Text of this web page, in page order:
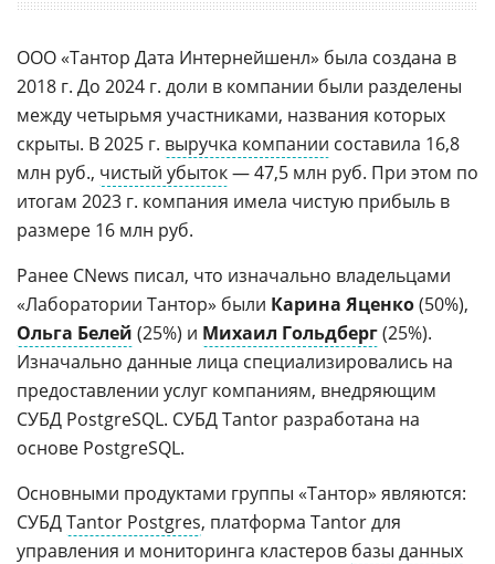
ООО «Тантор Дата Интернейшенл» была создана в
2018 г. До 2024 г. доли в компании были разделены
между четырьмя участниками, названия которых
скрыты. В 2025 г. выручка компании составила 16,8
млн руб., чистый убыток— 47,5 млн руб. При этом по
итогам 2023 г. компания имела чистую прибыль в
размере 16 млн руб.
Ранее CNews писал, что изначально владельцами
«Лаборатории Тантор» были Карина Яценко(50%),
Ольга Белей (25%) и Михаил Гольдберг(25%).
Изначально данные лица специализировались на
предоставлении услуг компаниям, внедряющим
СУБД PostgreSQL. СУБД Tantor разработана на
основе PostgreSQL.
Основными продуктами группы «Тантор» являются:
СУБДTantor Postgres, платформа Tantor для
управления и мониторинга кластеров базы данных